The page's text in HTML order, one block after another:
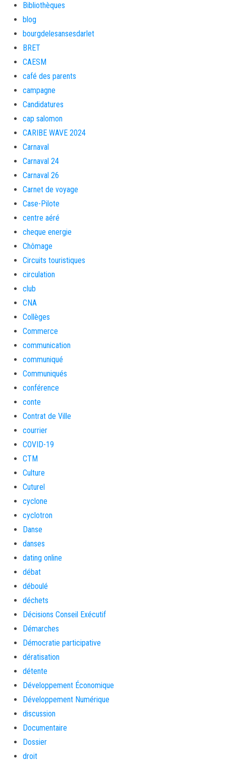
Bibliothèques
blog
bourgdelesansesdarlet
BRET
CAESM
café des parents
campagne
Candidatures
cap salomon
CARIBE WAVE 2024
Carnaval
Carnaval 24
Carnaval 26
Carnet de voyage
Case-Pilote
centre aéré
cheque energie
Chômage
Circuits touristiques
circulation
club
CNA
Collèges
Commerce
communication
communiqué
Communiqués
conférence
conte
Contrat de Ville
courrier
COVID-19
CTM
Culture
Cuturel
cyclone
cyclotron
Danse
danses
dating online
débat
déboulé
déchets
Décisions Conseil Exécutif
Démarches
Démocratie participative
dératisation
détente
Développement Économique
Développement Numérique
discussion
Documentaire
Dossier
droit